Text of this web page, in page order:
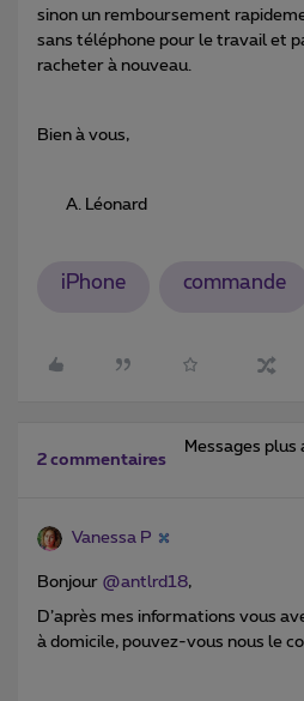
sinon un remboursement
sans téléphone pour le travail et
racheter à nouveau.
Bien à vous,
Léonard
iPhone commande
2 commentaires
Messages plus
Vanessa P
Bonjour @antlrd18,
D’après mes informations vous
à domicile, pouvez-vous nous le